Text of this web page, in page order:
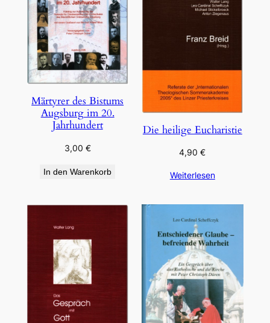
Märtyrer des Bistums
Augsburg im 20.
Jahrhundert
3,00 €
In den Warenkorb
Die heilige Eucharistie
4,90€
Weiterlesen